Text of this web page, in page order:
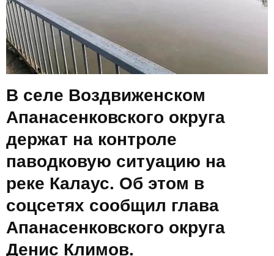
В селе Воздвиженском
Апанасенковского округа
держат на контроле
паводковую ситуацию на
реке Калаус. Об этом в
соцсетях сообщил глава
Апанасенковского округа
Денис Климов.